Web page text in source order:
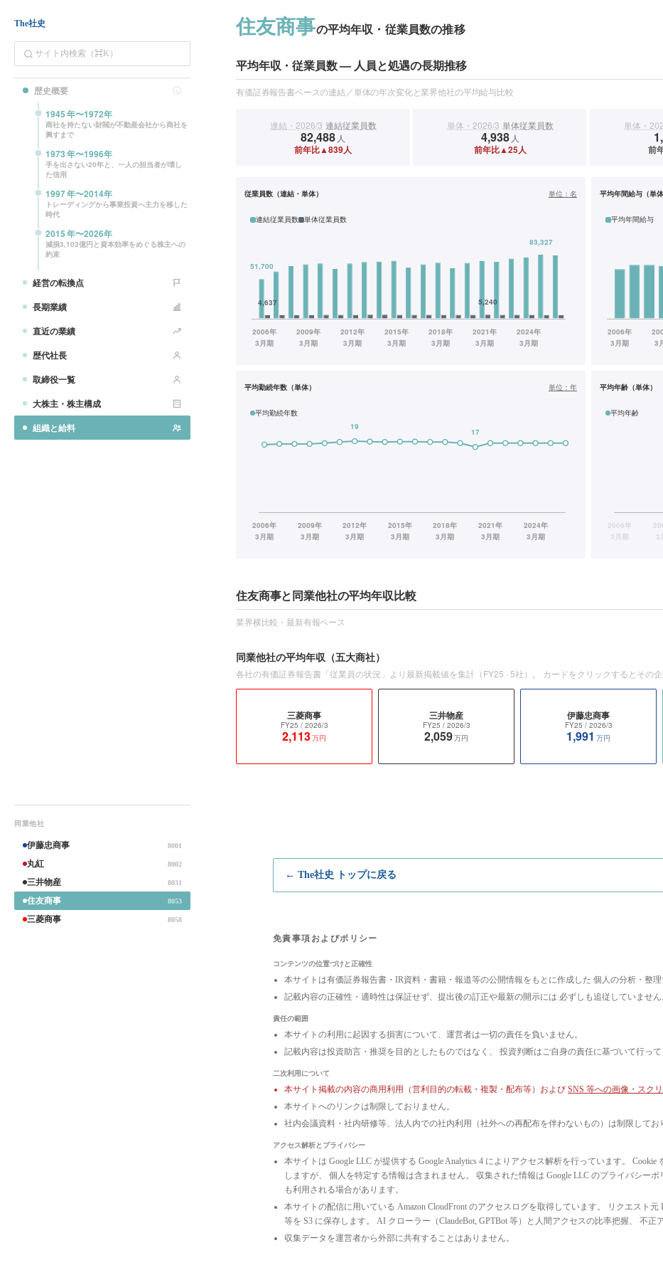
The社史
歴史概要
1945年〜1972年
商社を持たない財閥が不動産会社から商社を
興すまで
1973年〜1996年
手を出さない20年と、一人の担当者が壊し
た信用
1997年〜2014年
トレーディングから事業投資へ主力を移した
時代
2015年〜2026年
減損3,103億円と資本効率をめぐる株主への
約束
経営の転換点
長期業績
直近の業績
歴代社長
取締役一覧
大株主・株主構成
組織と給料
同業他社
伊藤忠商事 8001
丸紅 8002
三井物産 8031
住友商事 8053
三菱商事 8058
住友商事の平均年収・従業員数の推移
平均年収・従業員数 — 人員と処遇の長期推移
有価証券報告書ベースの連結／単体の年次変化と業界他社の平均給与比較
連結・2026/3 連結従業員数
82,488 人
前年比▲839人
単体・2026/3 単体従業員数
4,938 人
前年比▲25人
単体・
前
従業員数（連結・単体） 単位： 名
連結従業員数 単体従業員数
平均年間給与（単体
平均年間給与
平均勤続年数（単体） 単位： 年
平均勤続年数
平均年齢（単体）
平均年齢
住友商事と同業他社の平均年収比較
業界横比較・最新有報ベース
同業他社の平均年収 （五大商社）
各社の有価証券報告書「従業員の状況」より最新掲載値を集計（FY25 · 5社）。 カードをクリックするとその
三菱商事
FY25 / 2026/3
2,113万円
三井物産
FY25 / 2026/3
2,059万円
伊藤忠商事
FY25 / 2026/3
1,991 万円
← The社史 トップに戻る
免責事項およびポリシー
コンテンツの位置づけと正確性
本サイトは有価証券報告書・IR資料・書籍・報道等の公開情報をもとに作成した 個人の分析・整
記載内容の正確性・適時性は保証せず、提出後の訂正や最新の開示には 必ずしも追従していませ
責任の範囲
本サイトの利用に起因する損害について、運営者は一切の責任を負いません。
記載内容は投資助言・推奨を目的としたものではなく、 投資判断はご自身の責任に基づいて行って
二次利用について
本サイト掲載の内容の商用利用（営利目的の転載・複製・配布等）および SNS 等への画像・スク
本サイトへのリンクは制限しておりません。
社内会議資料・社内研修等、法人内での社内利用（社外への再配布を伴わないもの）は制限してお
アクセス解析とプライバシー
本サイトは Google LLC が提供する Google Analytics 4 によりアクセス解析を行っています。
しますが、 個人を特定する情報は含まれません。 収集された情報は Google LLC のプライバシー
も利用される場合があります。
本サイトの配信に用いている Amazon CloudFront のアクセスログを取得しています。 リクエスト
等を S3 に保存します。 AI クローラー（ClaudeBot, GPTBot 等）と人間アクセスの比率把握、 不正
収集データを運営者から外部に共有することはありません。